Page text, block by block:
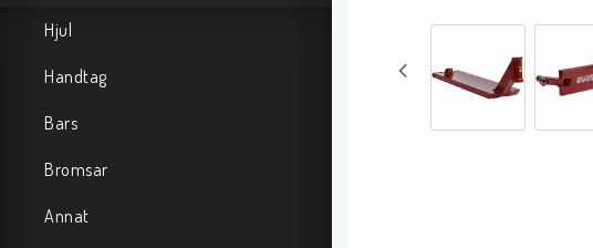
Hjul
Handtag
Bars
Bromsar
Annat